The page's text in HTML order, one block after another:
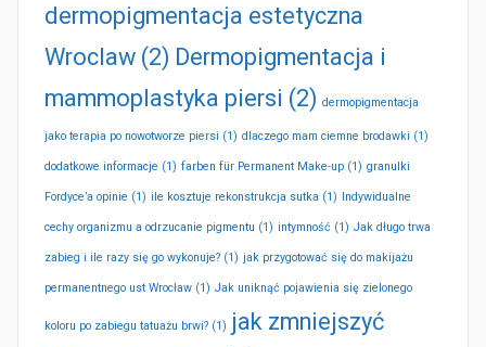
dermopigmentacja estetyczna
Wroclaw (2) Dermopigmentacja i
mammoplastyka piersi (2) dermopigmentacja
jako terapia po nowotworze piersi (1) dlaczego mam ciemne brodawki (1)
dodatkowe informacje (1) farben für Permanent Make-up (1) granulki
Fordyce’a opinie (1) ile kosztuje rekonstrukcja sutka (1) Indywidualne
cechy organizmu a odrzucanie pigmentu (1) intymność (1) Jak długo trwa
zabieg i ile razy się go wykonuje? (1) jak przygotować się do makijażu
permanentnego ust Wrocław (1) Jak uniknąć pojawienia się zielonego
koloru po zabiegu tatuażu brwi? (1) jak zmniejszyć